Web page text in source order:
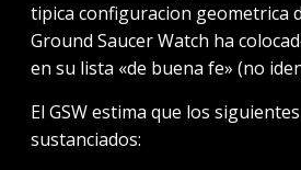
tipica configuracion geometrica
Ground Saucer Watch ha
en su lista «de buena fe» (no
El GSW estima que los
sustanciados: